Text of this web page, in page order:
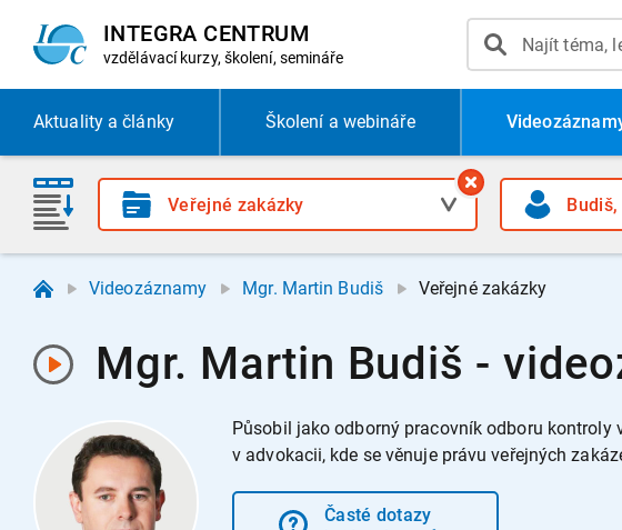
INTEGRA CENTRUM
vzdělávací kurzy, školení, semináře
Aktualitya články Školení a webináře
Videozáznamy Mgr. Martin Budiš Veřejné zakázky
Mgr. Martin Budiš -
Působil jako odborný pracovník odboru kontroly
v advokacii, kde se věnuje právu veřejných
Časté dotazy